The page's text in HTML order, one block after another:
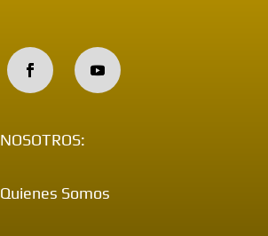
NOSOTROS:
Quienes Somos